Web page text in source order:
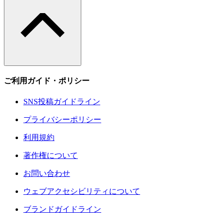
ご利用ガイド・ポリシー
SNS投稿ガイドライン
プライバシーポリシー
利用規約
著作権について
お問い合わせ
ウェブアクセシビリティについて
ブランドガイドライン